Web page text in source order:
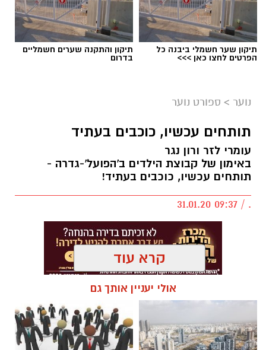
תיקון שער חשמלי ביבנה כל
הפרטים לחצו כאן >>>
תיקון והתקנה שערים חשמליים
בדרום
נוער > ספורט נוער
תותחים עכשיו, כוכבים בעתיד
עומרי לזר ורון נגר
באימון של קבוצת הילדים ב'הפועל'-גדרה -
תותחים עכשיו, כוכבים בעתיד!
. / 09:37 31.01.20
קרא עוד
אולי יעניין אותך גם